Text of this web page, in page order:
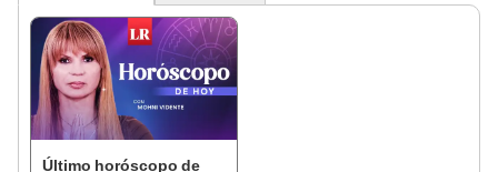
Último horóscopo de